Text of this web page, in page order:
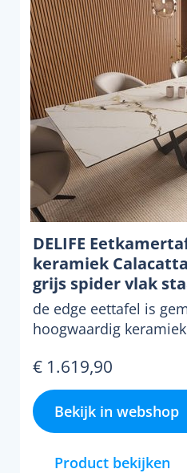
DELIFE
keramiek
grijs spider vlak
de edge eettafel is
hoogwaardig
€ 1.619,90
Bekijk in webshop
Product bekijken